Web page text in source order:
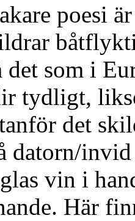
poesi
det som i
tydligt,
det
datorn/
vin i
Här